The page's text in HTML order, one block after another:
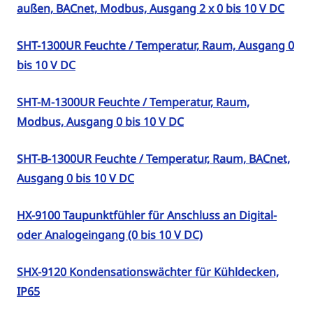
außen, BACnet, Modbus, Ausgang 2 x 0 bis 10 V DC
SHT-1300UR Feuchte / Temperatur, Raum, Ausgang 0
bis 10 V DC
SHT-M-1300UR Feuchte / Temperatur, Raum,
Modbus, Ausgang 0 bis 10 V DC
SHT-B-1300UR Feuchte / Temperatur, Raum, BACnet,
Ausgang 0 bis 10 V DC
HX-9100 Taupunktfühler für Anschluss an Digital-
oder Analogeingang (0 bis 10 V DC)
SHX-9120 Kondensationswächter für Kühldecken,
IP65